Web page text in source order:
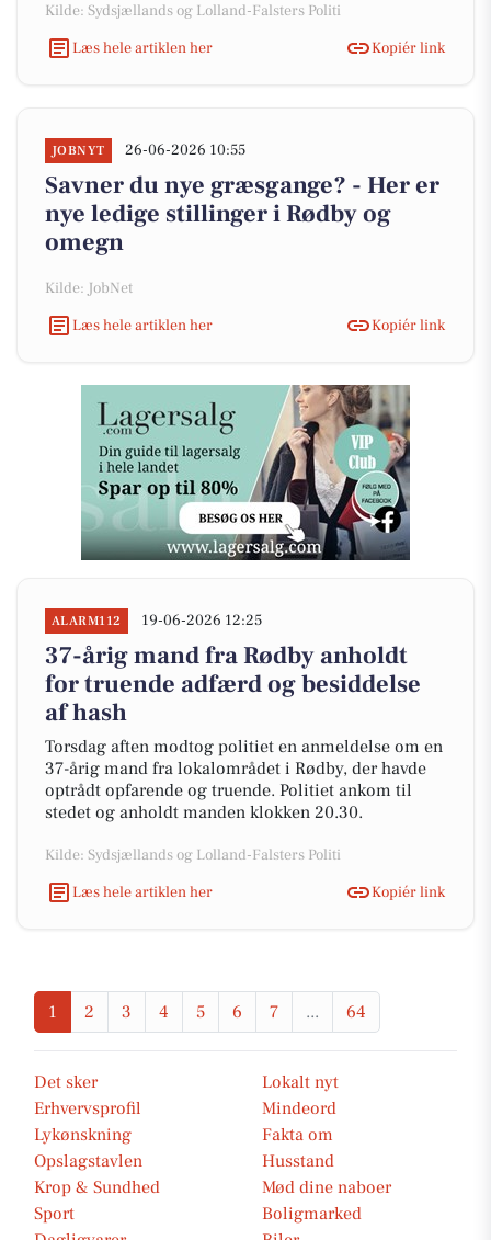
Kilde: Sydsjællands og Lolland-Falsters Politi
Læs hele artiklen her
Kopiér link
JOBNYT 26-06-2026 10:55
Savner du nye græsgange? - Her er
nye ledige stillinger i Rødby og
omegn
Kilde: JobNet
Læs hele artiklen her
Kopiér link
ALARM112 19-06-2026 12:25
37-årig mand fra Rødby anholdt
for truende adfærd og besiddelse
af hash
Torsdag aften modtog politiet en anmeldelse om en
37-årig mand fra lokalområdet i Rødby, der havde
optrådt opfarende og truende. Politiet ankom til
stedet og anholdt manden klokken 20.30.
Kilde: Sydsjællands og Lolland-Falsters Politi
Læs hele artiklen her
Kopiér link
1 2 3 4 5 6 7 ... 64
Det sker
Lokalt nyt
Erhvervsprofil
Mindeord
Lykønskning
Fakta om
Opslagstavlen
Husstand
Krop & Sundhed
Mød dine naboer
Sport
Boligmarked